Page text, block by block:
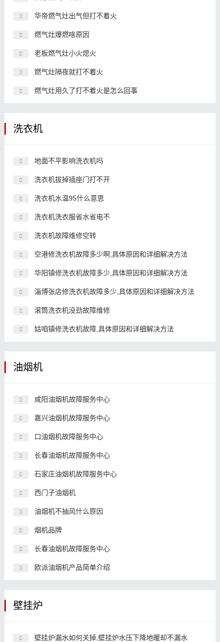
华帝燃气灶出气但打不着火
燃气灶爆燃啥原因
老板燃气灶小火熄火
燃气灶隔夜就打不着火
燃气灶用久了打不着火是怎么回事
洗衣机
地面不平影响洗衣机吗
洗衣机拔掉插座门打不开
洗衣机水温95什么意思
洗衣机洗衣服省水省电不
洗衣机故障维修空转
空港修洗衣机故障多少啊,具体原因和详细解决方法
华阳镇修洗衣机故障多少,具体原因和详细解决方法
淄博张店修洗衣机故障多少,具体原因和详细解决方法
滚筒洗衣机没劲故障维修
姑咱镇修洗衣机故障,具体原因和详细解决方法
油烟机
咸阳油烟机故障服务中心
嘉兴油烟机故障服务中心
口油烟机故障服务中心
长春油烟机故障服务中心
石家庄油烟机故障服务中心
西门子油烟机
油烟机不抽风什么原因
烟机品牌
长春油烟机故障服务中心
欧派油烟机产品简单介绍
壁挂炉
壁挂炉漏水如何关掉,壁挂炉水压下降地暖却不漏水